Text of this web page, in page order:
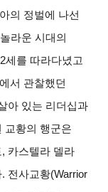
의 정벌에 나선
라운 시대의
세를 따라다녔고
서 관찰했던
아 있는 리더십과
교황의 행군은
, 카스텔라 델라
. 전사교황(Warrior